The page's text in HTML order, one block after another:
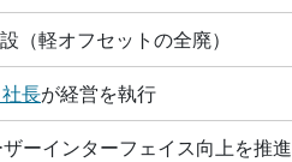
軽オフセットの全廃）
長が経営を執行
ーインターフェイス向上を推進